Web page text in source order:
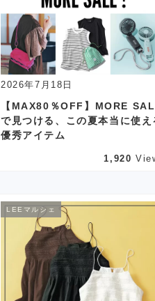
2026年7月18日
【MAX80％OFF】MORE
で見つける、この夏本当に使え
優秀アイテム
1,920
LEEマルシェ